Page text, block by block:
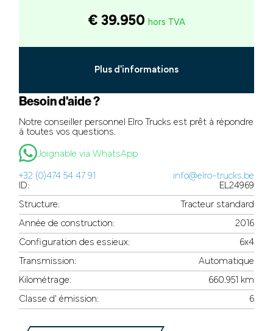
€ 39.950 hors TVA
Plus d'informations
Besoin d'aide ?
Notre conseiller personnel Elro Trucks est prêt à répondre
à toutes vos questions.
Joignable via WhatsApp
+32 (0)474 54 47 91
info@elro-trucks.be
ID:
EL24969
Structure:
Tracteur standard
Année de construction:
2016
Configuration des essieux:
6x4
Transmission:
Automatique
Kilométrage:
660.951 km
Classe d' émission:
6